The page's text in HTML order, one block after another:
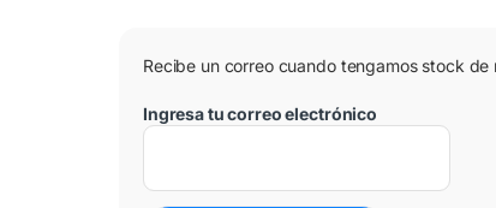
Recibe un correo cuando tengamos stock de
Ingresa tu correo electrónico